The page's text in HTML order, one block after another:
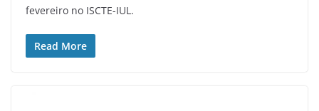
fevereiro no ISCTE-IUL.
Read More